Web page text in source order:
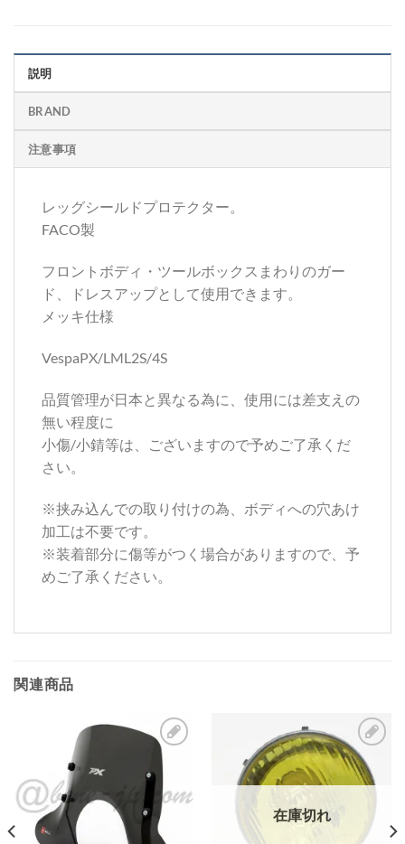
説明
BRAND
注意事項
レッグシールドプロテクター。
FACO製
フロントボディ・ツールボックスまわりのガー
ド、ドレスアップとして使用できます。
メッキ仕様
VespaPX/LML2S/4S
品質管理が日本と異なる為に、使用には差支えの
無い程度に
小傷/小錆等は、ございますので予めご了承くだ
さい。
※挟み込んでの取り付けの為、ボディへの穴あけ
加工は不要です。
※装着部分に傷等がつく場合がありますので、予
めご了承ください。
関連商品
気
に
入
お
気
在庫切れ